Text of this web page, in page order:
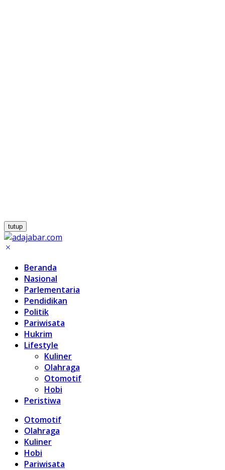
tutup
Beranda
Nasional
Parlementaria
Pendidikan
Politik
Pariwisata
Hukrim
Lifestyle
Kuliner
Olahraga
Otomotif
Hobi
Peristiwa
Otomotif
Olahraga
Kuliner
Hobi
Pariwisata